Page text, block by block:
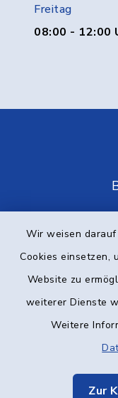
Wir weisen
Cookies einsetzen,
Website zu
weiterer Dienste
Weitere
Zur
Freitag
08:00 - 12:00